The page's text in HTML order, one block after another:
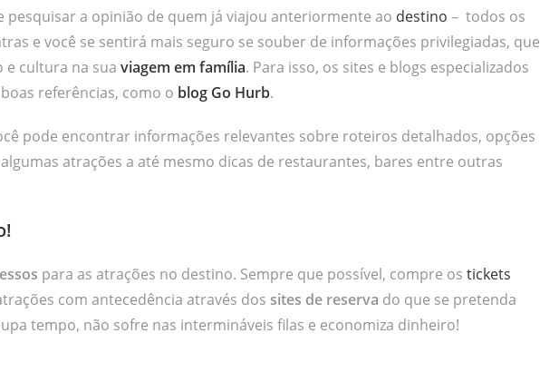
a opinião de quem já viajou anteriormente ao destino – todos os
e você se sentirá mais seguro se souber de informações privilegiadas, que
e cultura na sua viagem em família. Para isso, os sites e blogs especializados
referências, como o blog Go Hurb.
pode encontrar informações relevantes sobre roteiros detalhados, opções
atrações a até mesmo dicas de restaurantes, bares entre outras
para as atrações no destino. Sempre que possível, compre os tickets
com antecedência através dos sites de reserva do que se pretenda
tempo, não sofre nas intermináveis filas e economiza dinheiro!